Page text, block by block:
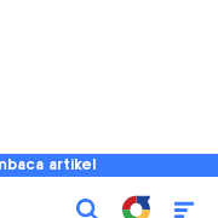
artikel